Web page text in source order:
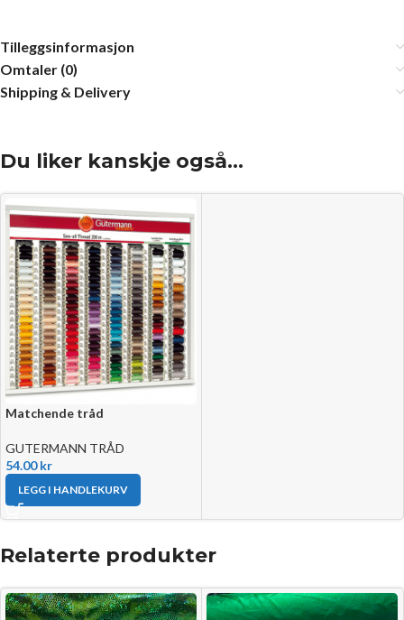
Tilleggsinformasjon
Omtaler (0)
Shipping & Delivery
Du liker kanskje også…
Matchende tråd
GUTERMANN TRÅD
54.00kr
LEGG I HANDLEKURV
Relaterte produkter